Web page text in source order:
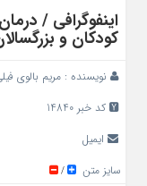
اینفوگرافی /
کودکان و
نویسنده : مریم بالوی
کد خبر 14840
ایمیل
سایز متن
/